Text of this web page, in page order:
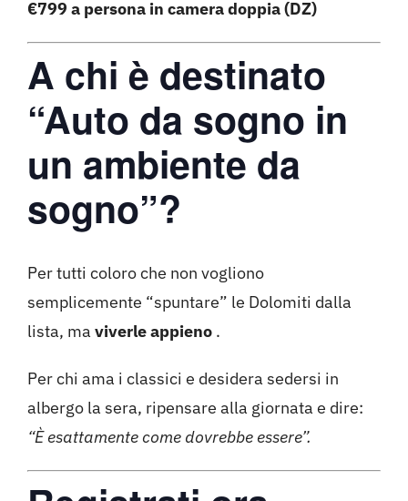
€799 a persona in camera doppia (DZ)
A chi è destinato
“Auto da sogno in
un ambiente da
sogno”?
Per tutti coloro che non vogliono
semplicemente “spuntare” le Dolomiti dalla
lista, ma viverle appieno .
Per chi ama i classici e desidera sedersi in
albergo la sera, ripensare alla giornata e dire:
“È esattamente come dovrebbe essere”.